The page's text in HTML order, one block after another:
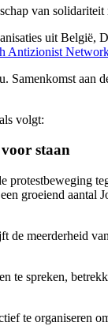
van
uit België,
Antizionist
Samenkomst
volgt:
staan
groeiend
meerderheid
te spreken,
te organiseren